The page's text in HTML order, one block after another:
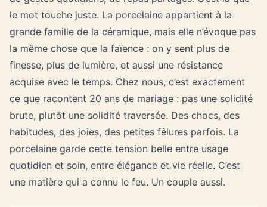
le mot touche juste. La porcelaine appartient à la
grande famille de la céramique, mais elle n’évoque pas
la même chose que la faïence : on y sent plus de
finesse, plus de lumière, et aussi une résistance
acquise avec le temps. Chez nous, c’est exactement
ce que racontent 20 ans de mariage : pas une solidité
brute, plutôt une solidité traversée. Des chocs, des
habitudes, des joies, des petites fêlures parfois. La
porcelaine garde cette tension belle entre usage
quotidien et soin, entre élégance et vie réelle. C’est
une matière qui a connu le feu. Un couple aussi.